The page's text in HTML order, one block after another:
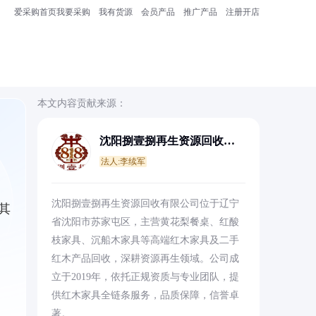
爱采购首页我要采购 我有货源 会员产品 推广产品 注册开店
本文内容贡献来源：
沈阳捌壹捌再生资源回收有
法人:李续军
沈阳捌壹捌再生资源回收有限公司位于辽宁
省沈阳市苏家屯区，主营黄花梨餐桌、红酸
枝家具、沉船木家具等高端红木家具及二手
红木产品回收，深耕资源再生领域。公司成
立于2019年，依托正规资质与专业团队，提
供红木家具全链条服务，品质保障，信誉卓
著。